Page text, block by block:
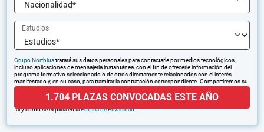
Estudios
Grupo Northiustratará sus datos personales para contactarle por medios tecnológicos,
incluso aplicaciones de mensajería instantánea, con el fin de ofrecerle información del
programa formativo seleccionado o de otros directamente relacionados con el interés
manifestado y, en su caso, para tramitar la contratación correspondiente. Compartiremos su
solicitud con las empresas que conforman el
puedan hacerle llegar la mejor oferta de productos y servicios de acuerdo a su petición.
tal y como se explica en laPolítica de Privacidad.
1.704 PLAZAS CONVOCADAS ESTE AÑO